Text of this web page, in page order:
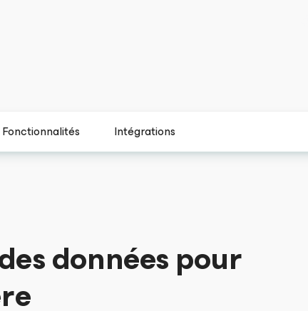
Fonctionnalités Intégrations
données pour